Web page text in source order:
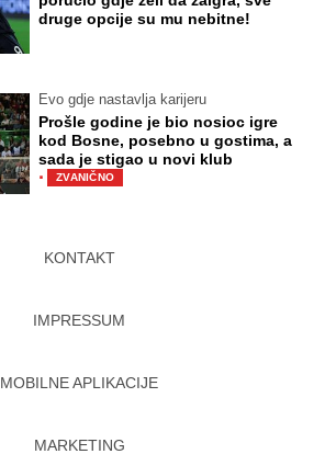
druge opcije su mu nebitne!
Evo gdje nastavlja karijeru
Prošle godine je bio nosioc igre
kod Bosne, posebno u gostima, a
sada je stigao u novi klub
· ZVANIČNO
KONTAKT
IMPRESSUM
MOBILNE APLIKACIJE
MARKETING